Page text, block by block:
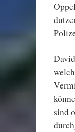
sind